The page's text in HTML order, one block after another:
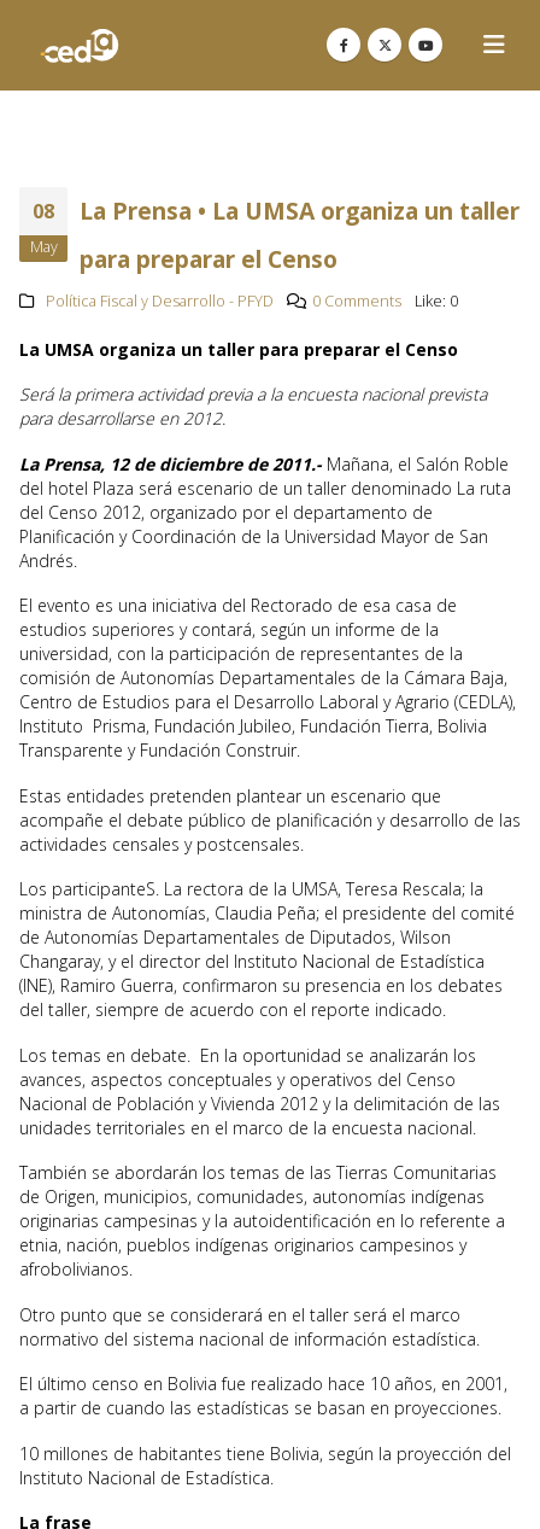
08
May
La Prensa • La UMSA organiza un taller
para preparar el Censo
Política Fiscal y Desarrollo - PFYD 0 Comments Like: 0
La UMSA organiza un taller para preparar el Censo
Será la primera actividad previa a la encuesta nacional prevista
para desarrollarse en 2012.
La Prensa, 12 de diciembre de 2011.-Mañana, el Salón Roble
del hotel Plaza será escenario de un taller denominado La ruta
del Censo 2012, organizado por el departamento de
Planificación y Coordinación de la Universidad Mayor de San
Andrés.
El evento es una iniciativa del Rectorado de esa casa de
estudios superiores y contará, según un informe de la
universidad, con la participación de representantes de la
comisión de Autonomías Departamentales de la Cámara Baja,
Centro de Estudios para el Desarrollo Laboral y Agrario (CEDLA),
Instituto Prisma, Fundación Jubileo, Fundación Tierra, Bolivia
Transparente y Fundación Construir.
Estas entidades pretenden plantear un escenario que
acompañe el debate público de planificación y desarrollo de las
actividades censales y postcensales.
Los participanteS. La rectora de la UMSA, Teresa Rescala; la
ministra de Autonomías, Claudia Peña; el presidente del comité
de Autonomías Departamentales de Diputados, Wilson
Changaray, y el director del Instituto Nacional de Estadística
(INE), Ramiro Guerra, confirmaron su presencia en los debates
del taller, siempre de acuerdo con el reporte indicado.
Los temas en debate. En la oportunidad se analizarán los
avances, aspectos conceptuales y operativos del Censo
Nacional de Población y Vivienda 2012 y la delimitación de las
unidades territoriales en el marco de la encuesta nacional.
También se abordarán los temas de las Tierras Comunitarias
de Origen, municipios, comunidades, autonomías indígenas
originarias campesinas y la autoidentificación en lo referente a
etnia, nación, pueblos indígenas originarios campesinos y
afrobolivianos.
Otro punto que se considerará en el taller será el marco
normativo del sistema nacional de información estadística.
El último censo en Bolivia fue realizado hace 10 años, en 2001,
a partir de cuando las estadísticas se basan en proyecciones.
10 millones de habitantes tiene Bolivia, según la proyección del
Instituto Nacional de Estadística.
La frase